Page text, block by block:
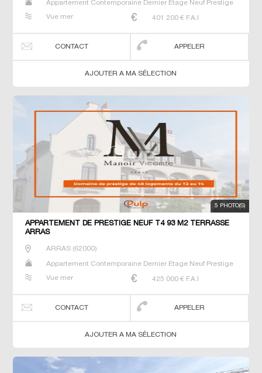
Appartement Contemporaine Dernier Etage Neuf Prestige
Vue mer
401 200 € F.A.I
CONTACT APPELER
AJOUTER A MA SÉLECTION
5 PHOTO(S)
APPARTEMENT DE PRESTIGE NEUF T4 93 M2 TERRASSE
ARRAS
ARRAS(62000)
Appartement Contemporaine Dernier Etage Neuf Prestige
Vue mer
425 000 € F.A.I
CONTACT APPELER
AJOUTER A MA SÉLECTION